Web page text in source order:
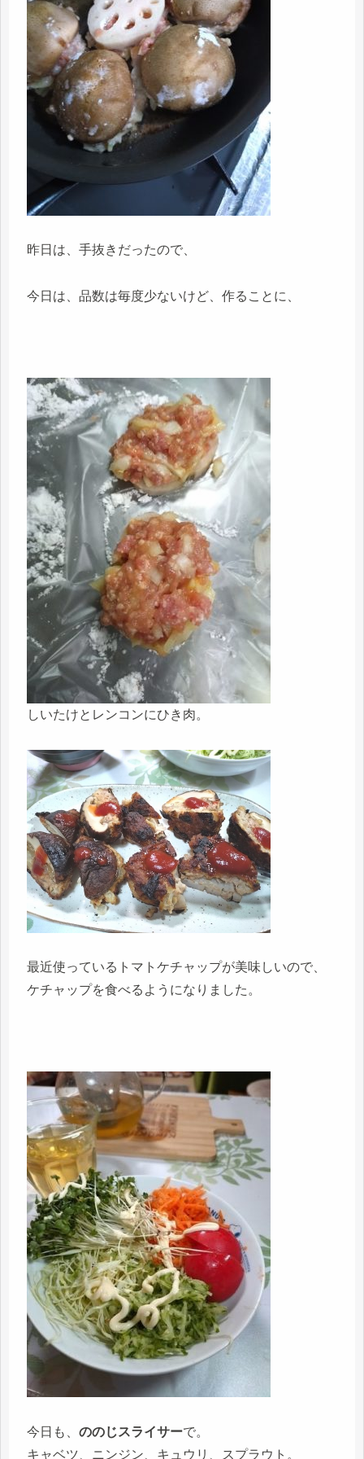
昨日は、手抜きだったので、
今日は、品数は毎度少ないけど、作ることに、
しいたけとレンコンにひき肉。
最近使っているトマトケチャップが美味しいので、
ケチャップを食べるようになりました。
今日も、 ののじスライサーで。
キャベツ、ニンジン、キュウリ、スプラウト。